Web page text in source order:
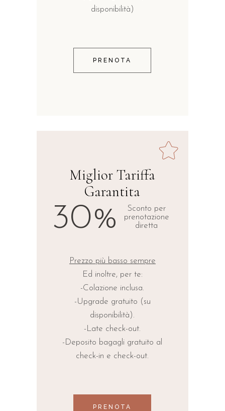
disponibilità)
PRENOTA
Miglior Tariffa
Garantita
30%
Sconto per
prenotazione
diretta
Prezzo più basso sempre
Ed inoltre, per te:
-Colazione inclusa.
-Upgrade gratuito (su
disponibilità).
-Late check-out.
-Deposito bagagli gratuito al
check-in e check-out.
PRENOTA